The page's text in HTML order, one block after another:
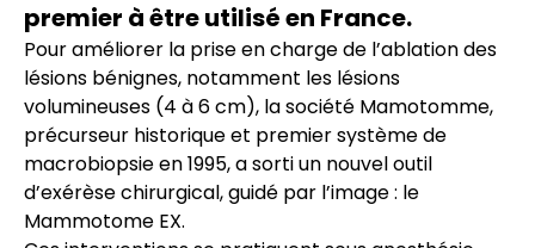
premier à être utilisé en France.
Pour améliorer la prise en charge de l’ablation des
lésions bénignes, notamment les lésions
volumineuses (4 à 6 cm), la société Mamotomme,
précurseur historique et premier système de
macrobiopsie en 1995, a sorti un nouvel outil
d’exérèse chirurgical, guidé par l’image : le
Mammotome EX.